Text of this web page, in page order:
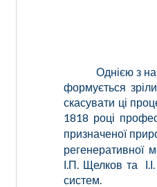
Однією з
формується
скасувати ці
1818 році
призначеної
регенеративної
І.П. Щелков та
систем.